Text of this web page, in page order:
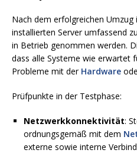
Nach dem erfolgreichen Umzug
installierten Server umfassend
in Betrieb genommen werden.
dass alle Systeme wie erwartet
Probleme mit der Hardware
Prüfpunkte in der Testphase:
Netzwerkkonnektivität:
ordnungsgemäß mit dem
externe sowie interne